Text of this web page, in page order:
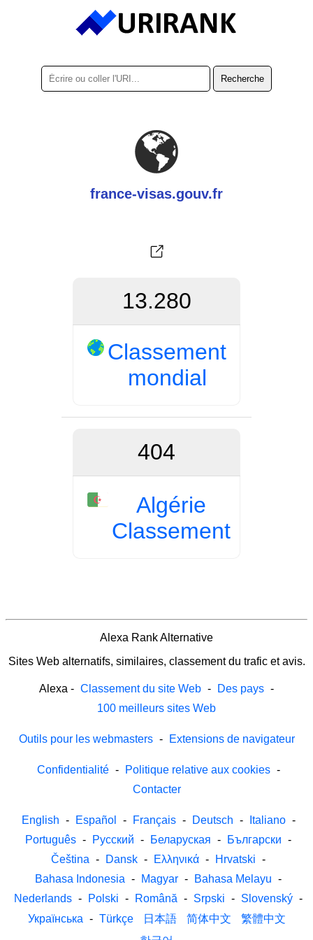
france-visas.gouv.fr
13.280
Classement
mondial
404
Algérie
Classement
Alexa Rank Alternative
Sites Web alternatifs, similaires, classement du trafic et avis.
Alexa - Classement du site Web - Des pays -
100 meilleurs sites Web
Outils pour les webmasters - Extensions de navigateur
Confidentialité - Politique relative aux cookies -
Contacter
English - Español - Français - Deutsch - Italiano -
Português - Русский - Беларуская - Български -
Čeština - Dansk - Ελληνικά - Hrvatski -
Bahasa Indonesia - Magyar - Bahasa Melayu -
Nederlands - Polski - Română - Srpski - Slovenský -
Українська - Türkçe 日本語 简体中文
繁體中文